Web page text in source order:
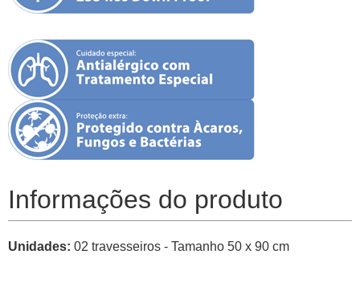
Informações do produto
Unidades: 02 travesseiros - Tamanho 50 x 90 cm